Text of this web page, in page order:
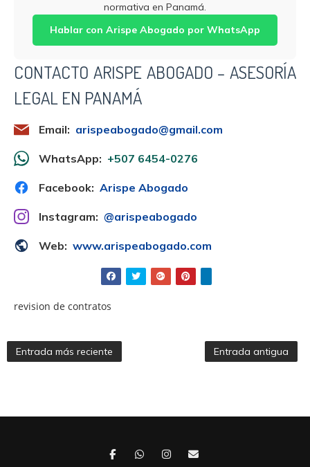
normativa en Panamá.
Hablar con Arispe Abogado por WhatsApp
CONTACTO ARISPE ABOGADO – ASESORÍA
LEGAL EN PANAMÁ
Email: arispeabogado@gmail.com
WhatsApp: +507 6454-0276
Facebook: Arispe Abogado
Instagram: @arispeabogado
Web: www.arispeabogado.com
revision de contratos
Entrada más reciente Entrada antigua